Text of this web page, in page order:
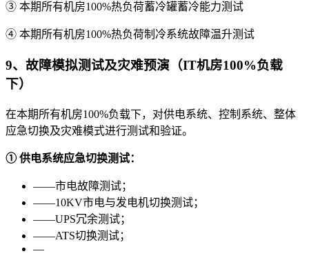
③ 本期所有机房100%热负荷蓄冷罐蓄冷能力测试
④ 本期所有机房100%热负荷制冷系统故障温升测试
9、故障模拟测试及灾难预演（IT机房100%负载
下）
在本期所有机房100%负载下，对供电系统、控制系统、整体
应急切换及灾难模式进行测试和验证。
① 供电系统应急切换测试：
——市电故障测试；
——10KV市电与发电机切换测试；
——UPS冗余测试；
——ATS切换测试；
—